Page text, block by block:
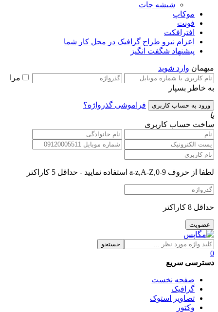
شیشه جات
موکاپ
فونت
افترافکت
اعزام نیرو طراح گرافیک در محل کار شما
پیشنهاد شگفت انگیز
میهمان وارد شوید
مرا
به خاطر بسپار
فراموشی گذرواژه؟
یا
ساخت حساب کاربری
لطفا از حروف a-z,A-Z,0-9 استفاده نمایید - حداقل 5 کاراکتر
حداقل 8 کاراکتر
جستجو
0
دسترسی سریع
صفحه نخست
گرافیک
تصاویر استوک
وکتور